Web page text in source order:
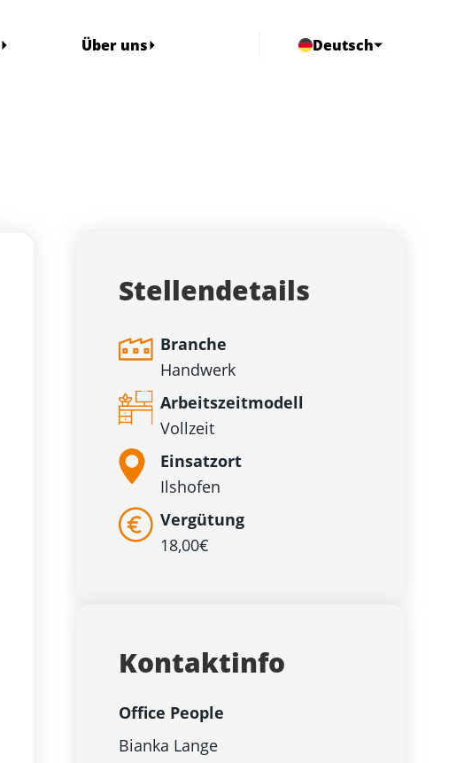
Über uns Deutsch
Stellendetails
Branche
Handwerk
Arbeitszeitmodell
Vollzeit
Einsatzort
Ilshofen
Vergütung
18,00€
Kontaktinfo
Office People
Bianka Lange